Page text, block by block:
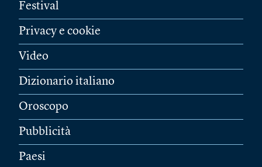
Festival
Privacy e cookie
Video
Dizionario italiano
Oroscopo
Pubblicità
Paesi